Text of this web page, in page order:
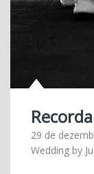
29 de
Wedding by